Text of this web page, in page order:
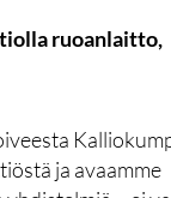
ruoanlaitto,
ja avaamme